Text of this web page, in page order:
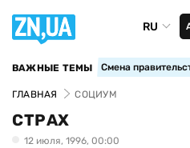
RU
ВАЖНЫЕ ТЕМЫ Смена
ГЛАВНАЯ СОЦИУМ
СТРАХ
12 июля, 1996, 00:00